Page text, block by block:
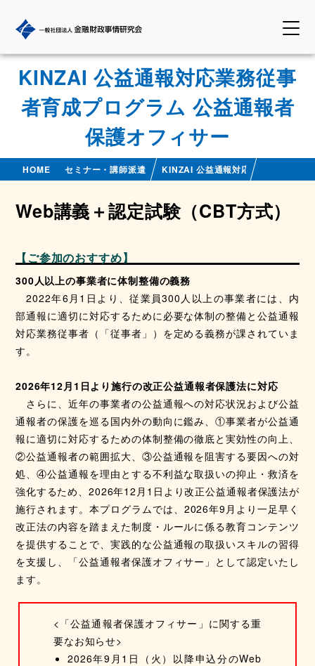
KINZAI 公益通報対応業務従事
者育成プログラム 公益通報者
保護オフィサー
HOME セミナー・講師派遣 KINZAI 公益通報対応業務従事者育
Web講義＋認定試験（CBT方式）
【ご参加のおすすめ】
300人以上の事業者に体制整備の義務
2022年6月1日より、従業員300人以上の事業者には、内
部通報に適切に対応するために必要な体制の整備と公益通報
対応業務従事者（「従事者」）を定める義務が課されていま
す。
2026年12月1日より施行の改正公益通報者保護法に対応
さらに、近年の事業者の公益通報への対応状況および公益
通報者の保護を巡る国内外の動向に鑑み、①事業者が公益通
報に適切に対応するための体制整備の徹底と実効性の向上、
②公益通報者の範囲拡大、③公益通報を阻害する要因への対
処、④公益通報を理由とする不利益な取扱いの抑止・救済を
強化するため、2026年12月1日より改正公益通報者保護法が
施行されます。本プログラムでは、2026年9月より一足早く
改正法の内容を踏まえた制度・ルールに係る教育コンテンツ
を提供することで、実践的な公益通報の取扱いスキルの習得
を支援し、「公益通報者保護オフィサー」として認定いたし
ます。
<「公益通報者保護オフィサー」に関する重
要なお知らせ>
2026年9月1日（火）以降申込分のWeb